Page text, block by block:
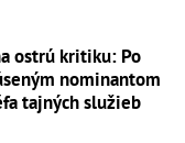
ostrú kritiku: Po
nominantom
tajných služieb